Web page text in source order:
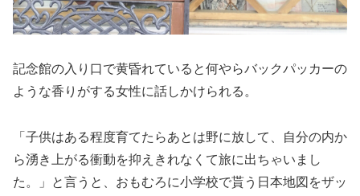
記念館の入り口で黄昏れていると何やらバックパッカーの
ような香りがする女性に話しかけられる。
「子供はある程度育てたらあとは野に放して、自分の内か
ら湧き上がる衝動を抑えきれなくて旅に出ちゃいまし
た。」と言うと、おもむろに小学校で貰う日本地図をザッ